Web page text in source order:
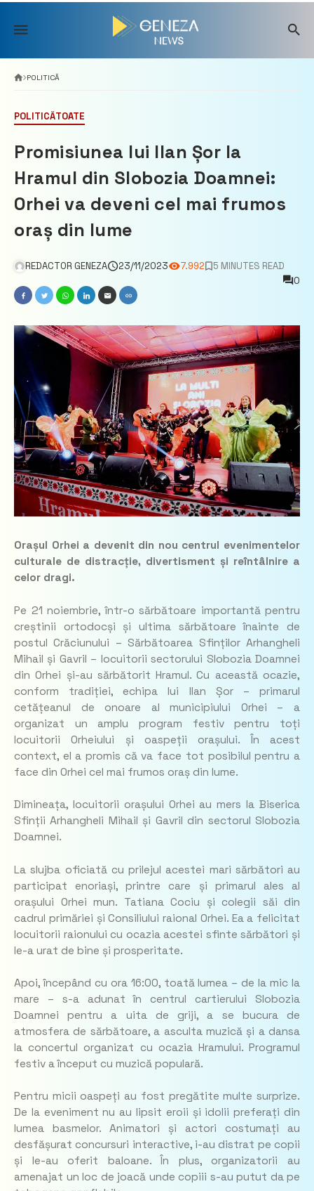
Skip
content
POLITICĂ
POLITICĂTOATE
Promisiunea lui Ilan Șor la
Hramul din Slobozia Doamnei:
Orhei va deveni cel mai frumos
oraș din lume
REDACTOR GENEZA 23/11/2023 7.992
5 MINUTES READ
0
Orașul Orhei a devenit din nou centrul evenimentelor
culturale de distracție, divertisment și reîntâlnire a
celor dragi.
Pe 21 noiembrie, într-o sărbătoare importantă pentru
creștinii ortodocși și ultima sărbătoare înainte de
postul Crăciunului – Sărbătoarea Sfinților Arhangheli
Mihail și Gavril – locuitorii sectorului Slobozia Doamnei
din Orhei și-au sărbătorit Hramul. Cu această ocazie,
conform tradiției, echipa lui Ilan Șor – primarul
cetățeanul de onoare al municipiului Orhei – a
organizat un amplu program festiv pentru toți
locuitorii Orheiului și oaspeții orașului. În acest
context, el a promis că va face tot posibilul pentru a
face din Orhei cel mai frumos oraș din lume.
Dimineața, locuitorii orașului Orhei au mers la Biserica
Sfinții Arhangheli Mihail și Gavril din sectorul Slobozia
Doamnei.
La slujba oficiată cu prilejul acestei mari sărbători au
participat enoriași, printre care și primarul ales al
orașului Orhei mun. Tatiana Cociu și colegii săi din
cadrul primăriei și Consiliului raional Orhei. Ea a felicitat
locuitorii raionului cu ocazia acestei sfinte sărbători și
le-a urat de bine și prosperitate.
Apoi, începând cu ora 16:00, toată lumea – de la mic la
mare – s-a adunat în centrul cartierului Slobozia
Doamnei pentru a uita de griji, a se bucura de
atmosfera de sărbătoare, a asculta muzică și a dansa
la concertul organizat cu ocazia Hramului. Programul
festiv a început cu muzică populară.
Pentru micii oaspeți au fost pregătite multe surprize.
De la eveniment nu au lipsit eroii și idolii preferați din
lumea basmelor. Animatori și actori costumați au
desfășurat concursuri interactive, i-au distrat pe copii
și le-au oferit baloane. În plus, organizatorii au
amenajat un loc de joacă unde copiii s-au putut da pe